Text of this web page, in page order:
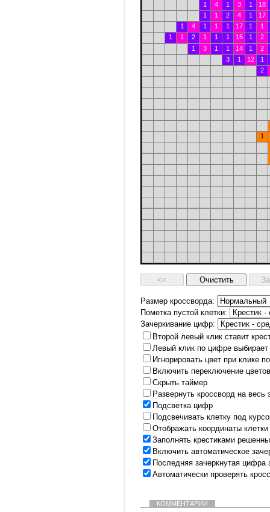
1
4 1 3 1
18
1
1 2 4 1
17
1
4 1 1 1 17 1
1
1
1 2 1 1 1 15 1
2
1
3 1 1 14 1
2
3
1 12
1
2
1
Размер кроссворда:
Пометка пустой клетки:
Зачеркивание цифр:
Второй левый клик ставит
Левый клик по цифре выбирает
Игнорировать цвет при клике
Включить переключение
Скрыть таймер
Развернуть кроссворд на
Подсветка цифр
Подсвечивать клетку под
Отображать координаты
Заполнять крестиками
Включить автоматическое
Последняя зачеркнутая цифра
Автоматически проверять
КОММЕНТАРИИ